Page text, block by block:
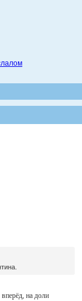
на доли